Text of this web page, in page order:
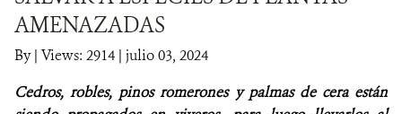
AMENAZADAS
By| Views: 2914 | julio 03, 2024
Cedros, robles, pinos romerones y palmas de cera están